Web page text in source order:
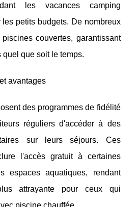
les vacances camping
petits budgets. De nombreux
couvertes, garantissant
que soit le temps.
avantages
des programmes de fidélité
réguliers d'accéder à des
sur leurs séjours. Ces
l'accès gratuit à certaines
espaces aquatiques, rendant
attrayante pour ceux qui
piscine chauffée.